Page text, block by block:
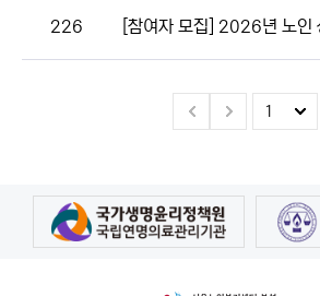
226 [참여자 모집] 2026년 노인